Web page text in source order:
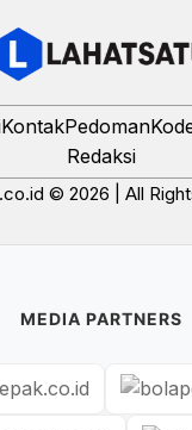
KontakPedoman
Redaksi
© 2026 | All
MEDIA PARTNERS